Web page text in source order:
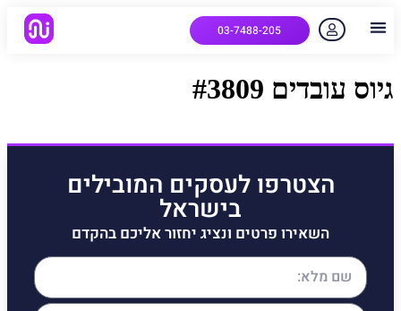
03-7488-205
גיוס עובדים #3809
הצטרפו לעסקים המובילים
בישראל
השאירו פרטים ונציג יחזור אליכם בהקדם